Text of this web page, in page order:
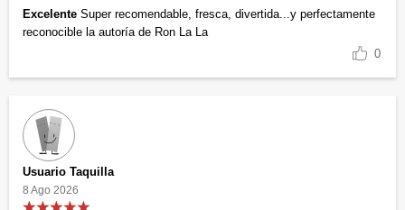
Excelente Super recomendable, fresca, divertida...y perfectamente
reconocible la autoría de Ron La La
0
Usuario Taquilla
8 Ago 2026